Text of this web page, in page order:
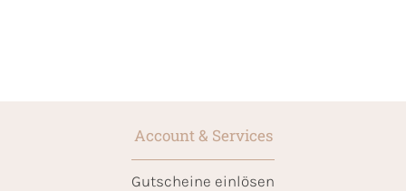
Account & Services
Gutscheine einlösen